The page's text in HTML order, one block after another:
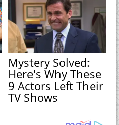
Mystery Solved:
Here's Why These
9 Actors Left Their
TV Shows